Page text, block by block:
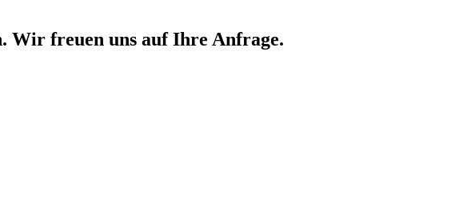
Wir freuen uns auf Ihre Anfrage.